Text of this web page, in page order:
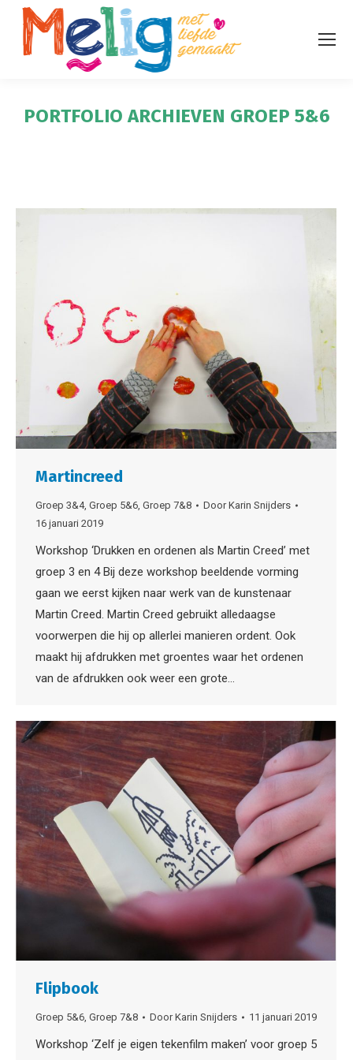
PORTFOLIO ARCHIEVEN GROEP 5&6
Martincreed
Groep 3&4, Groep 5&6, Groep 7&8 DoorKarin Snijders
16 januari 2019
Workshop ‘Drukken en ordenen als Martin Creed’ met
groep 3 en 4 Bij deze workshop beeldende vorming
gaan we eerst kijken naar werk van de kunstenaar
Martin Creed. Martin Creed gebruikt alledaagse
voorwerpen die hij op allerlei manieren ordent. Ook
maakt hij afdrukken met groentes waar het ordenen
van de afdrukken ook weer een grote…
Flipbook
Groep 5&6, Groep 7&8 DoorKarin Snijders 11 januari 2019
Workshop ‘Zelf je eigen tekenfilm maken’ voor groep 5